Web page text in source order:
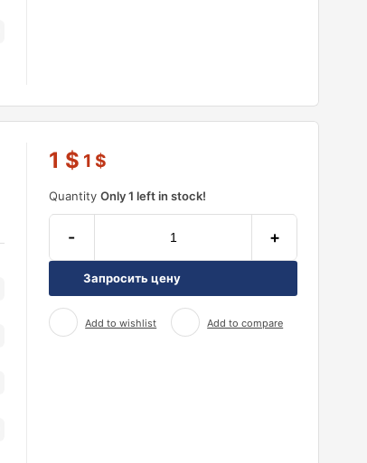
1 $ 1 $
QuantityOnly 1 left in stock!
- +
Запросить цену
Add to wishlist Add to compare